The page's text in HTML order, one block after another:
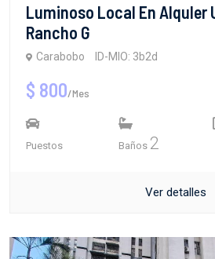
Luminoso Local En Alquler
Rancho G
Carabobo ID-MIO: 3b2d
$ 800/Mes
Puestos Baños 2
Ver detalles